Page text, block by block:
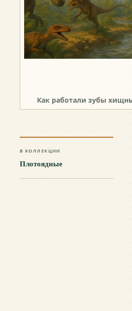
Как работали зубы
В КОЛЛЕКЦИИ
Плотоядные